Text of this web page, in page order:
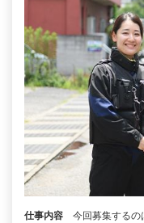
仕事内容
今回募集するの